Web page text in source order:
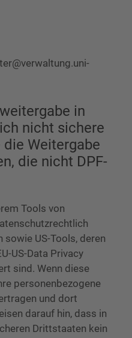
in
nicht sichere
Weitergabe
die nicht DPF-
Tools von
US-Tools, deren
US-Data Privacy
sind. Wenn diese
personenbezogene
und dort
darauf hin, dass in
Drittstaaten kein